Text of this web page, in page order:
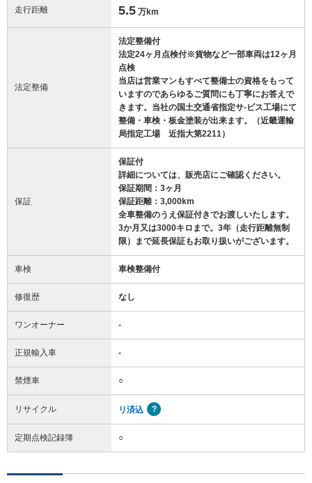
走行距離 5.5 万km
法定整備
法定整備付
法定24ヶ月点検付※貨物など一部車両は12ヶ月
点検
当店は営業マンもすべて整備士の資格をもって
いますのであらゆるご質問にも丁寧にお答えで
きます。当社の国土交通省指定サ-ビス工場にて
整備・車検・板金塗装が出来ます。（近畿運輸
局指定工場 近指大第2211）
保証
保証付
詳細については、販売店にご確認ください。
保証期間：3ヶ月
保証距離：3,000km
全車整備のうえ保証付きでお渡しいたします。
3か月又は3000キロまで。3年（走行距離無制
限）まで延長保証もお取り扱いがございます。
車検 車検整備付
修復歴 なし
ワンオーナー -
正規輸入車 -
禁煙車 ○
リサイクル リ済込
定期点検記録簿 ○